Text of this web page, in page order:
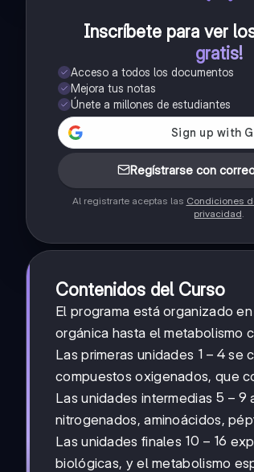
Inscríbete para ver
gratis!
Acceso a todos los documentos
Mejora tus notas
Únete a millones de estudiantes
Regístrarse con
Al registrarte aceptas las Condiciones
privacidad.
Contenidos del Curso
El programa está organizado
orgánica hasta el metabolismo
Las primeras unidades 1-
4
1 − 4 se
compuestos oxigenados, que
Las unidades intermedias 5-
9
5 − 9
nitrogenados, aminoácidos,
Las unidades finales 10-
16
10 − 16
biológicas, y el metabolismo